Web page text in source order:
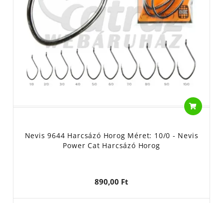
Nevis 9644 Harcsázó Horog Méret: 10/0 - Nevis
Power Cat Harcsázó Horog
890,00 Ft